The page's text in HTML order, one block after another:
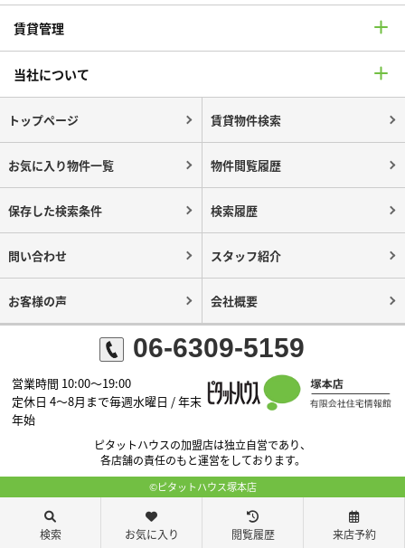
賃貸管理
当社について
トップページ 賃貸物件検索
お気に入り物件一覧 物件閲覧履歴
保存した検索条件 検索履歴
問い合わせ スタッフ紹介
お客様の声 会社概要
06-6309-5159
営業時間 10:00～19:00
定休日 4～8月まで毎週水曜日 / 年末
年始
ピタットハウスの加盟店は独立自営であり、
各店舗の責任のもと運営をしております。
©ピタットハウス塚本店
検索 お気に入り 閲覧履歴 来店予約